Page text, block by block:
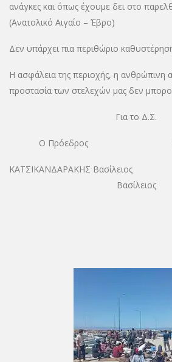
ανάγκες και όπως έχουμε δει στο
(Ανατολικό Αιγαίο – Έβρο)
Δεν υπάρχει πια περιθώριο
Η ασφάλεια της περιοχής, η ανθρώπινη
προστασία των στελεχών μας δεν
Για το Δ.Σ.
Ο Πρόεδρος Ο
ΚΑΤΣΙΚΑΝΔΑΡΑΚΗΣ
Βασίλειος